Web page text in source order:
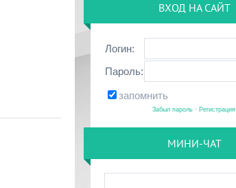
ВХОД НА САЙТ
Логин:
Пароль:
запомнить
Забыл пароль · Регистрация
МИНИ-ЧАТ